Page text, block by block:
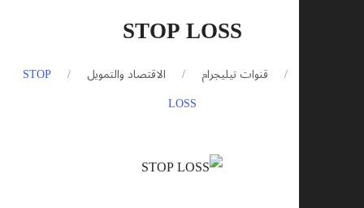
STOP LOSS
قنوات تيليجرام الاقتصاد والتمويل
STOP
LOSS